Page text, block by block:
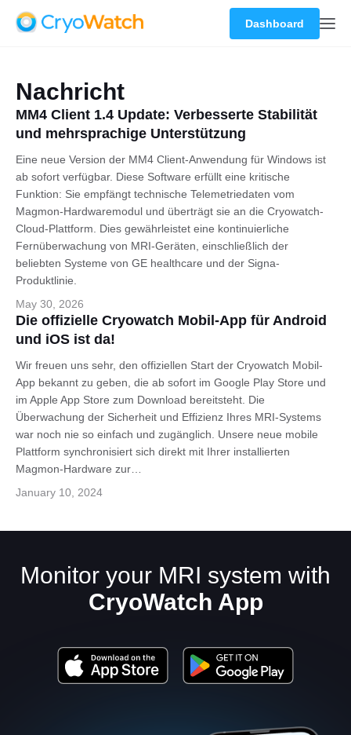
Dashboard
Nachricht
MM4 Client 1.4 Update: Verbesserte Stabilität
und mehrsprachige Unterstützung
Eine neue Version der MM4 Client-Anwendung für Windows ist
ab sofort verfügbar. Diese Software erfüllt eine kritische
Funktion: Sie empfängt technische Telemetriedaten vom
Magmon-Hardwaremodul und überträgt sie an die Cryowatch-
Cloud-Plattform. Dies gewährleistet eine kontinuierliche
Fernüberwachung von MRI-Geräten, einschließlich der
beliebten Systeme von GE healthcare und der Signa-
Produktlinie.
May 30, 2026
Die offizielle Cryowatch Mobil-App für Android
und iOS ist da!
Wir freuen uns sehr, den offiziellen Start der Cryowatch Mobil-
App bekannt zu geben, die ab sofort im Google Play Store und
im Apple App Store zum Download bereitsteht. Die
Überwachung der Sicherheit und Effizienz Ihres MRI-Systems
war noch nie so einfach und zugänglich. Unsere neue mobile
Plattform synchronisiert sich direkt mit Ihrer installierten
Magmon-Hardware zur…
January 10, 2024
Monitor your MRI system with
CryoWatch App